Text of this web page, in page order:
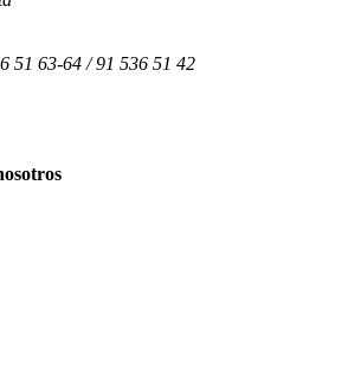
51 63-64 / 91 536 51 42